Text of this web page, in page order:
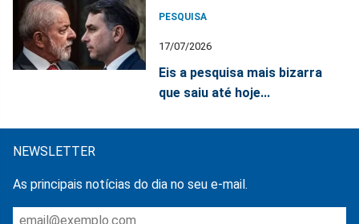
PESQUISA
17/07/2026
Eis a pesquisa mais bizarra
que saiu até hoje...
NEWSLETTER
As principais notícias do dia no seu e-mail.